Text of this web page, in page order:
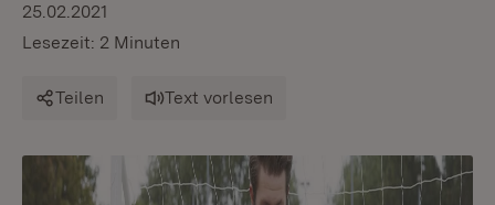
25.02.2021
Lesezeit: 2 Minuten
Teilen Text vorlesen